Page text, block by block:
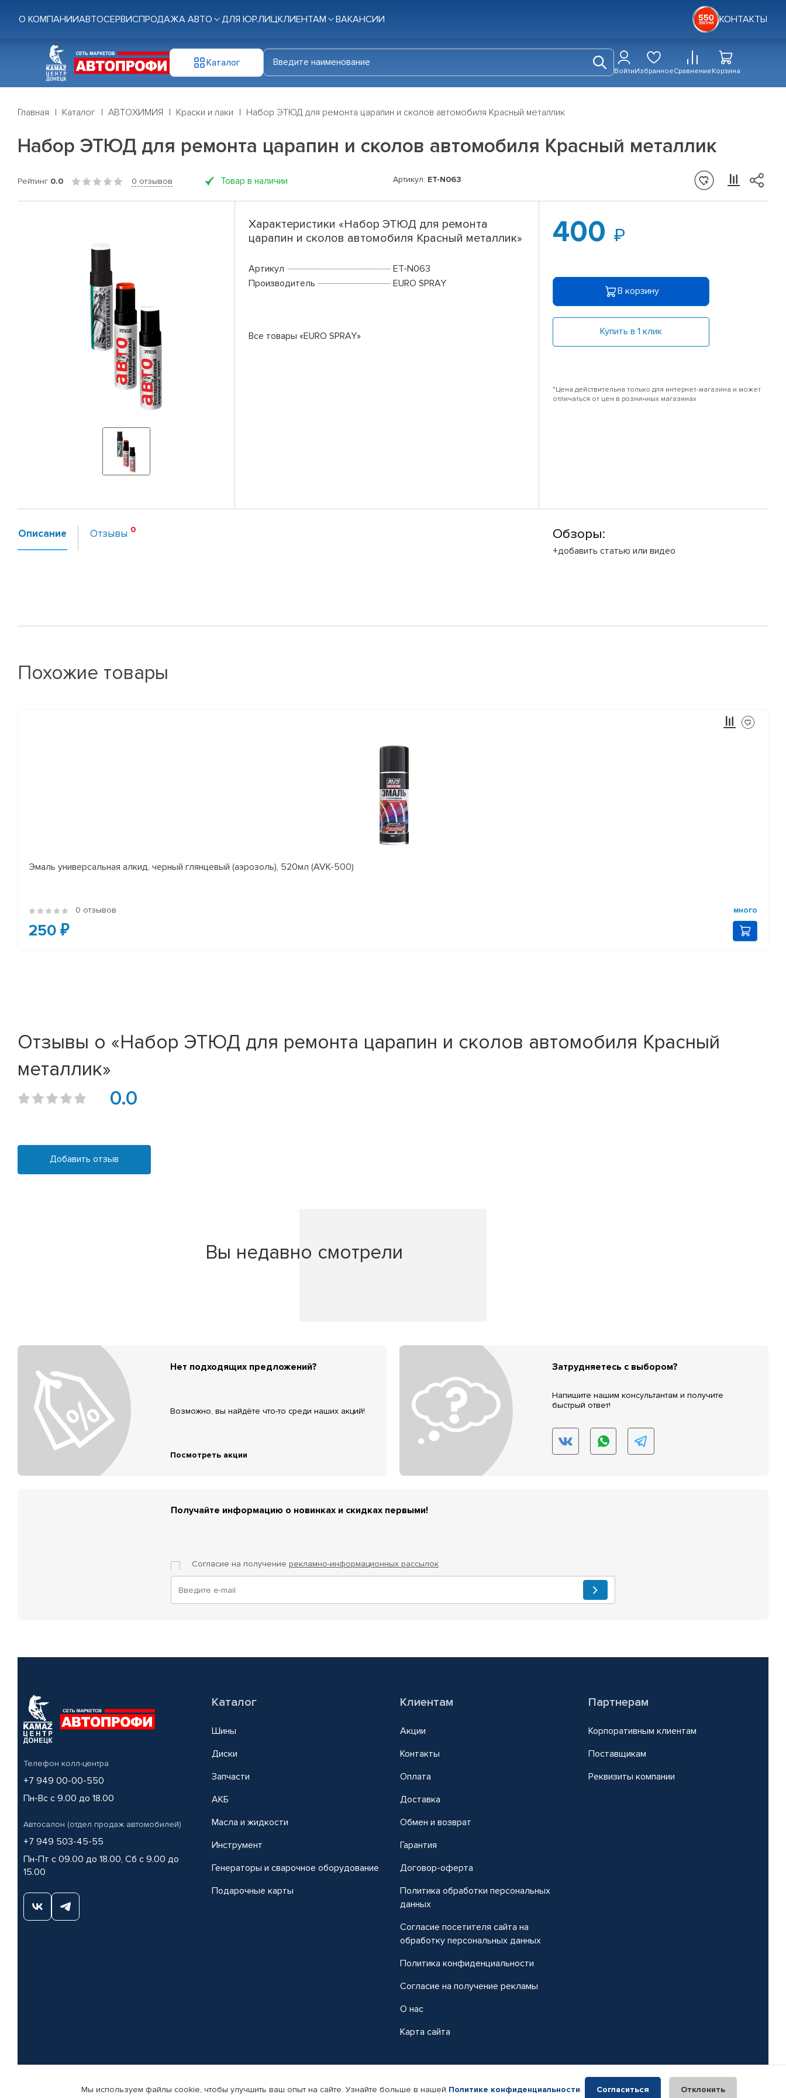
О КОМПАНИИАВТОСЕРВИСПРОДАЖА АВТО ДЛЯ ЮР.ЛИЦКЛИЕНТАМ ВАКАНСИИ КОНТАКТЫ
Каталог
ВойтиИзбранноеСравнениеКорзина
Главная Каталог АВТОХИМИЯ Краски и лаки Набор ЭТЮД для ремонта царапин и сколов автомобиля Красный металлик
Набор ЭТЮД для ремонта царапин и сколов автомобиля Красный металлик
Рейтинг 0.0 0 отзывов Товар в наличии Артикул: ET-N063
Характеристики «Набор ЭТЮД для ремонта
царапин и сколов автомобиля Красный металлик»
Артикул
ET-N063
Производитель
EURO SPRAY
Все товары «EURO SPRAY»
400
В корзину
Купить в 1 клик
*Цена действительна только для интернет-магазина и может
отличаться от цен в розничных магазинах
Описание Отзывы Обзоры:
+добавить статью или видео
Похожие товары
Эмаль универсальная алкид. черный глянцевый (аэрозоль), 520мл (AVK-500)
0 отзывов много
250 ₽
Отзывы о «Набор ЭТЮД для ремонта царапин и сколов автомобиля Красный
металлик»
0.0
Добавить отзыв
Вы недавно смотрели
Нет подходящих предложений?
Возможно, вы найдёте что-то среди наших акций!
Посмотреть акции
Затрудняетесь с выбором?
Напишите нашим консультантам и получите
быстрый ответ!
Получайте информацию о новинках и скидках первыми!
Согласие на получение рекламно-информационных рассылок
Телефон колл-центра
+7 949 00-00-550
Пн-Вс с 9.00 до 18.00
Автосалон (отдел продаж автомобилей)
+7 949 503-45-55
Пн-Пт с 09.00 до 18.00, Сб с 9.00 до
15.00
Каталог
Шины
Диски
Запчасти
АКБ
Масла и жидкости
Инструмент
Генераторы и сварочное оборудование
Подарочные карты
Клиентам
Акции
Контакты
Оплата
Доставка
Обмен и возврат
Гарантия
Договор-оферта
Политика обработки персональных
данных
Согласие посетителя сайта на
обработку персональных данных
Политика конфиденциальности
Согласие на получение рекламы
О нас
Карта сайта
Партнерам
Корпоративным клиентам
Поставщикам
Реквизиты компании
© КАМАЗ ЦЕНТР ДОНЕЦК, 2015-2026. Все права защищены. Интернет-магазин автомобильных товаров Автопрофи.
Мы используем файлы cookie, чтобы улучшить ваш опыт на сайте. Узнайте больше в нашей Политике конфиденциальности. Согласиться Отклонить